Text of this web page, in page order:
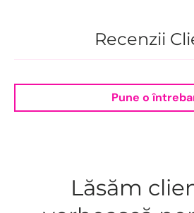
Recenzii
Pune o
Lăsăm